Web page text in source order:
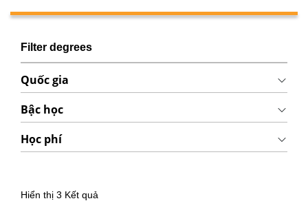
Filter degrees
Quốc gia
Bậc học
Học phí
Hiển thị 3 Kết quả